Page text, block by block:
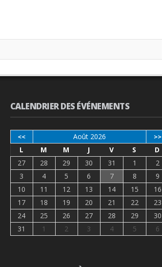
CALENDRIER DES ÉVÉNEMENTS
<< Août 2026 >>
L M M J V S
D
27
28 29 30 31 1
2
3
4 5 6 7 8
9
10
11 12 13 14 15
16
17
18 19 20 21 22
23
24
25 26 27 28 29
30
31
1 2 3 4 5 6